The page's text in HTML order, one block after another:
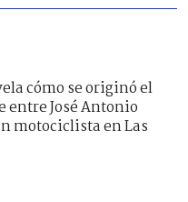
cómo se originó el
entre José Antonio
motociclista en Las